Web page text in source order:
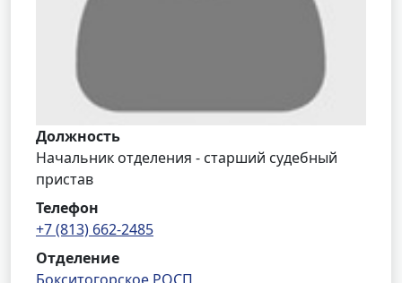
Должность
Начальник отделения - старший судебный
пристав
Телефон
+7 (813) 662-2485
Отделение